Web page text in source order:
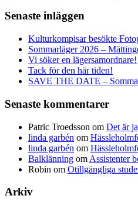
Senaste inläggen
Kulturkompisar besökte
Sommarläger 2026 –
Vi söker en lägersamordnare!
Tack för den här tiden!
SAVE THE DATE –
Senaste kommentarer
Patric Troedsson om Det är
linda garbén om
linda garbén om
Balklänning om Assistenter
Robin om Otillgängliga
Arkiv